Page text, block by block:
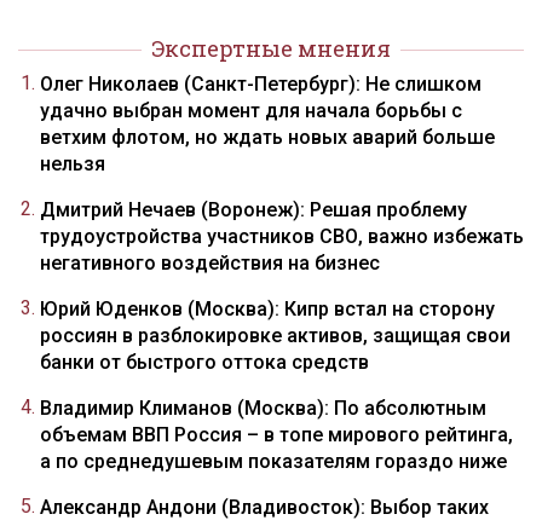
Экспертные мнения
Олег Николаев (Санкт-Петербург): Не слишком
удачно выбран момент для начала борьбы с
ветхим флотом, но ждать новых аварий больше
нельзя
Дмитрий Нечаев (Воронеж): Решая проблему
трудоустройства участников СВО, важно избежать
негативного воздействия на бизнес
Юрий Юденков (Москва): Кипр встал на сторону
россиян в разблокировке активов, защищая свои
банки от быстрого оттока средств
Владимир Климанов (Москва): По абсолютным
объемам ВВП Россия – в топе мирового рейтинга,
а по среднедушевым показателям гораздо ниже
Александр Андони (Владивосток): Выбор таких